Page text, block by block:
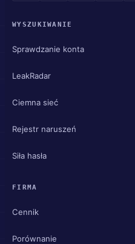
WYSZUKIWANIE
Sprawdzanie konta
LeakRadar
Ciemna sieć
Rejestr naruszeń
Siła hasła
FIRMA
Cennik
Porównanie